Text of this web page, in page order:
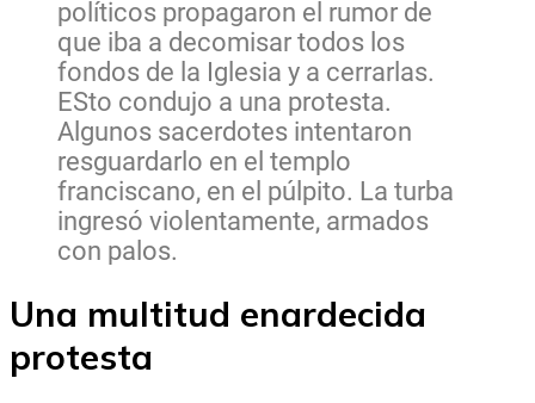
políticos propagaron el rumor de
que iba a decomisar todos los
fondos de la Iglesia y a cerrarlas.
ESto condujo a una protesta.
Algunos sacerdotes intentaron
resguardarlo en el templo
franciscano, en el púlpito. La turba
ingresó violentamente, armados
con palos.
Una multitud enardecida
protesta